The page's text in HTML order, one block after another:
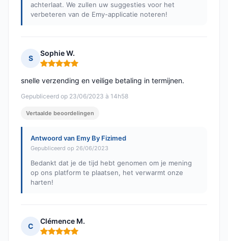
achterlaat. We zullen uw suggesties voor het
verbeteren van de Emy-applicatie noteren!
S
Sophie W.
Opmerking: 5 van 5
Gepubliceerd op 23/06/2023 à 14h58
snelle verzending en veilige betaling in termijnen.
Vertaalde beoordelingen
Antwoord van Emy By Fizimed
Gepubliceerd op 26/06/2023
Bedankt dat je de tijd hebt genomen om je mening
op ons platform te plaatsen, het verwarmt onze
harten!
C
Clémence M.
Opmerking: 5 van 5